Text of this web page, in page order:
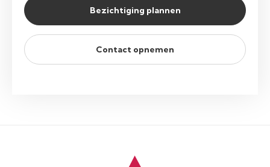
Bezichtiging plannen
Contact opnemen